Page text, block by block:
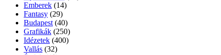
Emberek (14)
Fantasy (29)
Budapest (40)
Grafikák (250)
Idézetek (400)
Vallás (32)